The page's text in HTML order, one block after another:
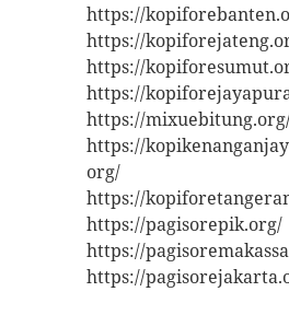
https://
https://
https://
https://
https://
https://
org/
https://
https://pagisorepik.org/
https://
https://